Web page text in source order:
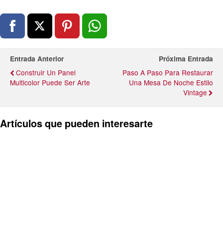
Entrada Anterior
Construir Un Panel
Multicolor Puede Ser Arte
Próxima Entrada
Paso A Paso Para Restaurar
Una Mesa De Noche Estilo
Vintage
Artículos que pueden interesarte